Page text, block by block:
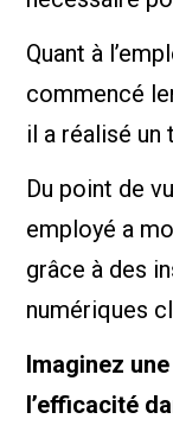
Quant à
commencé
il a réalisé un
Du point de
employé a
grâce à des
numériques
Imaginez
l’efficacité